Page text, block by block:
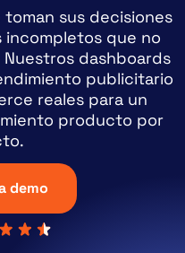
toman sus decisiones
que no
dashboards
publicitario
reales para un
producto por
demo